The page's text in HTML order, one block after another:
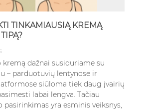
TINKAMIAUSIĄ KREMĄ
kremą dažnai susiduriame su
– parduotuvių lentynose ir
siūloma tiek daug įvairių
labai lengva. Tačiau
pasirinkimas yra esminis veiksnys,